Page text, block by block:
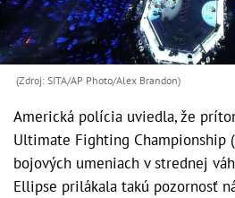
(Zdroj: SITA/AP Photo/Alex Brandon)
Americká polícia uviedla, že
Ultimate Fighting Championship
bojových umeniach v strednej
Ellipse prilákala takú pozornosť